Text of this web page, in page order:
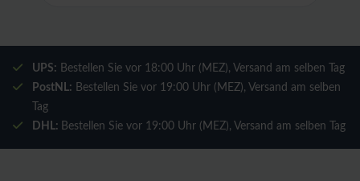
UPS: Bestellen Sie vor 18:00 Uhr (MEZ), Versand am selben Tag
PostNL: Bestellen Sie vor 19:00 Uhr (MEZ), Versand am selben
Tag
DHL: Bestellen Sie vor 19:00 Uhr (MEZ), Versand am selben Tag